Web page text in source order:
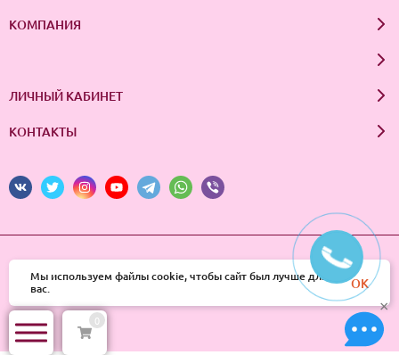
КОМПАНИЯ
ЛИЧНЫЙ КАБИНЕТ
КОНТАКТЫ
© 2026 InSale. Все права защищены
0
Мы используем файлы cookie, чтобы сайт был лучше для
вас.
OK
×